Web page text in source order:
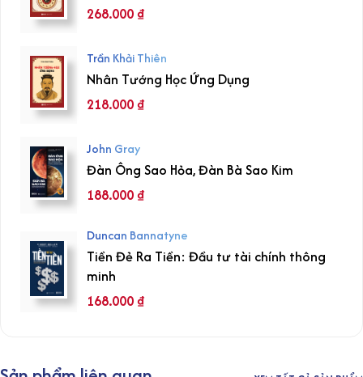
268.000₫
Trần Khải Thiên
Nhân Tướng Học Ứng Dụng
218.000₫
John Gray
Đàn Ông Sao Hỏa, Đàn Bà Sao Kim
188.000₫
Duncan Bannatyne
Tiền Đẻ Ra Tiền: Đầu tư tài chính thông
minh
168.000₫